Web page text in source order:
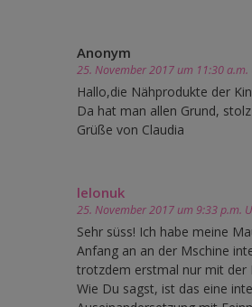
Anonym
25. November 2017 um 11:30 a.m.
Hallo,die Nähprodukte der
Da hat man allen Grund,
Grüße von Claudia
lelonuk
25. November 2017 um 9:33 p.m.
Sehr süss! Ich habe meine
Anfang an an der Mschine
trotzdem erstmal nur mit der
Wie Du sagst, ist das eine